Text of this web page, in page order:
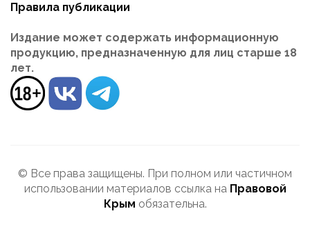
Правила публикации
Издание может содержать информационную
продукцию, предназначенную для лиц старше 18
лет.
© Все права защищены. При полном или частичном
использовании материалов ссылка на Правовой
Крым обязательна.